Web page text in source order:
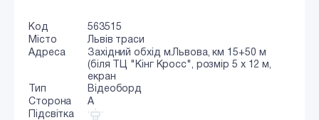
Код
563515
Місто
Львів траси
Адреса
Західний обхід м.Львова, км 15+50 м
(біля ТЦ "Кінг Кросс", розмір 5 х 12 м,
екран
Тип
Відеоборд
Сторона
A
Підсвітка